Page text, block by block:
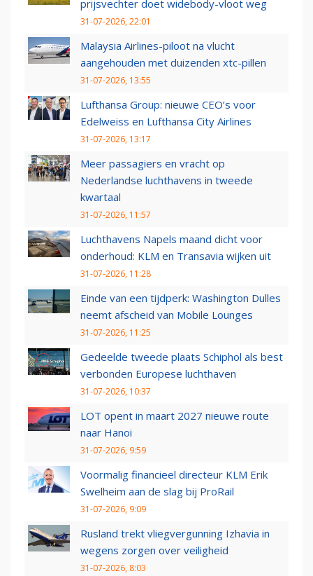
prijsvechter doet widebody-vloot weg
31-07-2026, 22:01
Malaysia Airlines-piloot na vlucht
aangehouden met duizenden xtc-pillen
31-07-2026, 13:55
Lufthansa Group: nieuwe CEO’s voor
Edelweiss en Lufthansa City Airlines
31-07-2026, 13:17
Meer passagiers en vracht op
Nederlandse luchthavens in tweede
kwartaal
31-07-2026, 11:57
Luchthavens Napels maand dicht voor
onderhoud: KLM en Transavia wijken uit
31-07-2026, 11:28
Einde van een tijdperk: Washington Dulles
neemt afscheid van Mobile Lounges
31-07-2026, 11:25
Gedeelde tweede plaats Schiphol als best
verbonden Europese luchthaven
31-07-2026, 10:37
LOT opent in maart 2027 nieuwe route
naar Hanoi
31-07-2026, 9:59
Voormalig financieel directeur KLM Erik
Swelheim aan de slag bij ProRail
31-07-2026, 9:09
Rusland trekt vliegvergunning Izhavia in
wegens zorgen over veiligheid
31-07-2026, 8:03